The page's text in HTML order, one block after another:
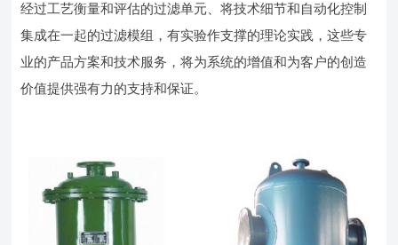
经过工艺衡量和评估的过滤单元、将技术细节和自动化控制
集成在一起的过滤模组，有实验作支撑的理论实践，这些专
业的产品方案和技术服务，将为系统的增值和为客户的创造
价值提供强有力的支持和保证。